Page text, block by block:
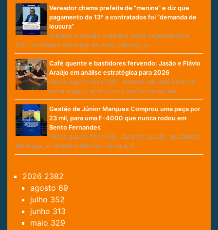
Vereador chama prefeita de “menina” e diz que
pagamento do 13º a contratados foi “demanda de
loucura”
Durante a sessão ordinária desta segunda-feira
(01) na Câmara Municipal de João Câmara, o…
Café quente e bastidores fervendo: Jasão e Flávio
Araújo em análise estratégica para 2026
Nesta quarta-feira (30), durante um café informal
entre amigos acabou se transformando em…
Gestão de Júnior Marques Comprou uma peça por
23 mil, para uma F-4000 que nunca rodou em
Bento Fernandes
Nesta quarta-feira (18), durante sessão na Câmara
Municipal, o vereador Marcos Câmara, lí…
2026 2382
agosto 69
julho 352
junho 313
maio 329